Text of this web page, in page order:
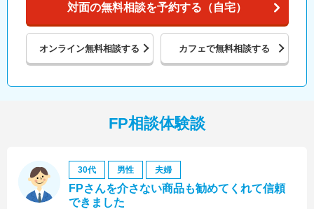
対面の無料相談を予約する（自宅）
オンライン無料相談する カフェで無料相談する
FP相談体験談
30代 男性 夫婦
FPさんを介さない商品も勧めてくれて信頼
できました